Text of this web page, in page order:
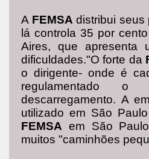
A FEMSA distribui seus
lá controla 35 por
Aires, que apresenta
dificuldades."O forte da
o dirigente- onde é
regulamentado
descarregamento. A
utilizado em São
FEMSA em São
muitos "caminhões